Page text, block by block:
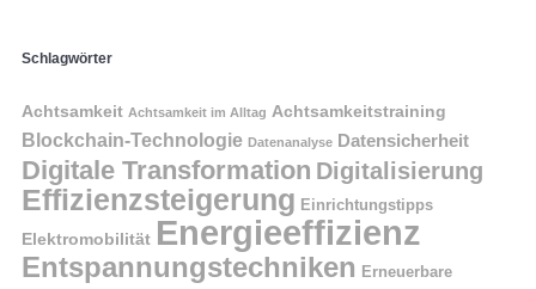
Schlagwörter
Achtsamkeit Achtsamkeit im Alltag Achtsamkeitstraining
Blockchain-Technologie Datenanalyse Datensicherheit
Digitale Transformation Digitalisierung
Effizienzsteigerung Einrichtungstipps
Elektromobilität Energieeffizienz
Entspannungstechniken Erneuerbare